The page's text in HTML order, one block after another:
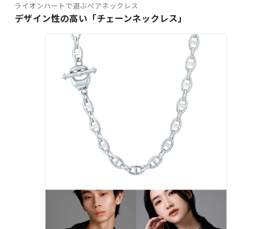
ライオンハートで選ぶペアネックレス
デザイン性の高い「チェーンネックレス」